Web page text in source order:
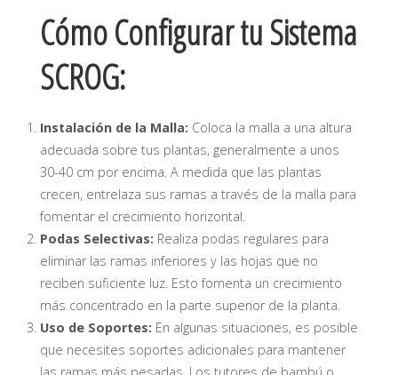
Cómo Configurar tu Sistema
SCROG:
Instalación de la Malla: Coloca la malla a una altura
adecuada sobre tus plantas, generalmente a unos
30-40 cm por encima. A medida que las plantas
crecen, entrelaza sus ramas a través de la malla para
fomentar el crecimiento horizontal.
Podas Selectivas: Realiza podas regulares para
eliminar las ramas inferiores y las hojas que no
reciben suficiente luz. Esto fomenta un crecimiento
más concentrado en la parte superior de la planta.
Uso de Soportes: En algunas situaciones, es posible
que necesites soportes adicionales para mantener
las ramas más pesadas. Los tutores de bambú o